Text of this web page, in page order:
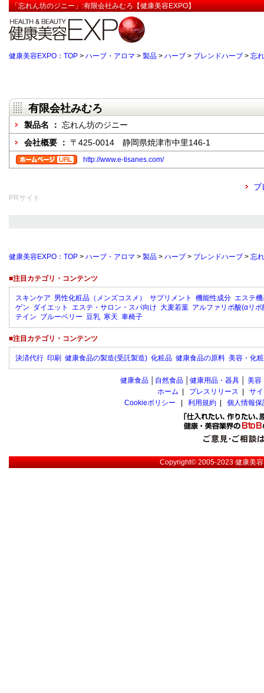
「忘れん坊のジニー」:有限会社みむろ【健康美容EXPO】
健康美容EXPO：TOP > ハーブ・アロマ > 製品 > ハーブ > ブレンドハーブ > 忘
有限会社みむろ
製品名 ： 忘れん坊のジニー
会社概要 ： 〒425-0014 静岡県焼津市中里146-1
http://www.e-tisanes.com/
ブ
PRサイト
健康美容EXPO：TOP > ハーブ・アロマ > 製品 > ハーブ > ブレンドハーブ > 忘
■注目カテゴリ・コンテンツ
スキンケア 男性化粧品（メンズコスメ） サプリメント 機能性成分 エステ
ゲン ダイエット エステ・サロン・スパ向け 大麦若葉 アルファリポ酸(αリポ
テイン ブルーベリー 豆乳 寒天 車椅子
■注目カテゴリ・コンテンツ
決済代行 印刷 健康食品の製造(受託製造) 化粧品 健康食品の原料 美容・化
健康食品 自然食品 健康用品・器具 美容
ホーム
プレスリリース
サ
Cookieポリシー
利用規約 個人情報
Copyright© 2005-2023健康美